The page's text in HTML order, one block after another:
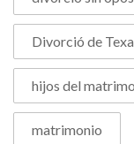
Divorció de
hijos del
matrimonio